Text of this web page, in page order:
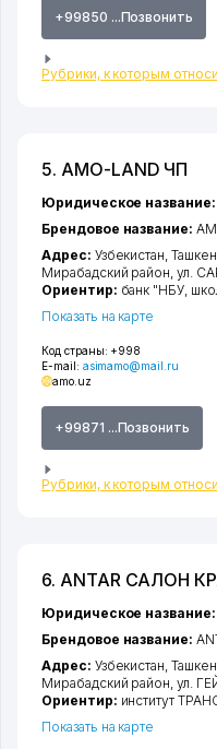
+99850 ...Позвонить
Рубрики, к которым
5. AMO-LAND ЧП
Код страны: +998
E-mail: asimamo@mail.ru
amo.uz
+99871 ...Позвонить
Рубрики, к которым
Юридическое название:
Брендовое название:
Адрес: Узбекистан,
Мирабадский район ,ул.
Ориентир: банк "НБУ,
Показать на карте
6. ANTAR САЛОН
Юридическое название:
Брендовое название:
Адрес: Узбекистан,
Мирабадский район,ул.
Ориентир: институт
Показать на карте